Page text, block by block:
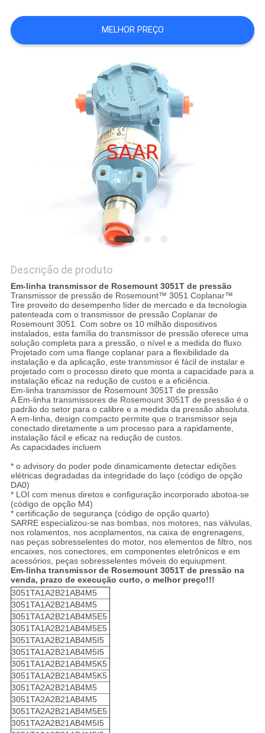
SITE
MELHOR PREÇO
Descrição de produto
Em-linha transmissor de Rosemount 3051T de pressão
Transmissor de pressão de Rosemount™ 3051 Coplanar™
Tire proveito do desempenho líder de mercado e da tecnologia
patenteada com o transmissor de pressão Coplanar de
Rosemount 3051. Com sobre os 10 milhão dispositivos
instalados, esta família do transmissor de pressão oferece uma
solução completa para a pressão, o nível e a medida do fluxo.
Projetado com uma flange coplanar para a flexibilidade da
instalação e da aplicação, este transmissor é fácil de instalar e
projetado com o processo direto que monta a capacidade para a
instalação eficaz na redução de custos e a eficiência.
Em-linha transmissor de Rosemount 3051T de pressão
A Em-linha transmissores de Rosemount 3051T de pressão é o
padrão do setor para o calibre e a medida da pressão absoluta.
A em-linha, design compacto permite que o transmissor seja
conectado diretamente a um processo para a rapidamente,
instalação fácil e eficaz na redução de custos.
As capacidades incluem
* o advisory do poder pode dinamicamente detectar edições
elétricas degradadas da integridade do laço (código de opção
DA0)
* LOI com menus diretos e configuração incorporado abotoa-se
(código de opção M4)
* certificação de segurança (código de opção quarto)
SARRE especializou-se nas bombas, nos motores, nas válvulas,
nos rolamentos, nos acoplamentos, na caixa de engrenagens,
nas peças sobresselentes do motor, nos elementos de filtro, nos
encaixes, nos conectores, em componentes eletrônicos e em
acessórios, peças sobresselentes móveis do equiupment.
Em-linha transmissor de Rosemount 3051T de pressão na
venda, prazo de execução curto, o melhor preço!!!
3051TA1A2B21AB4M5
3051TA1A2B21AB4M5
3051TA1A2B21AB4M5E5
3051TA1A2B21AB4M5E5
3051TA1A2B21AB4M5I5
3051TA1A2B21AB4M5I5
3051TA1A2B21AB4M5K5
3051TA1A2B21AB4M5K5
3051TA2A2B21AB4M5
3051TA2A2B21AB4M5
3051TA2A2B21AB4M5E5
3051TA2A2B21AB4M5I5